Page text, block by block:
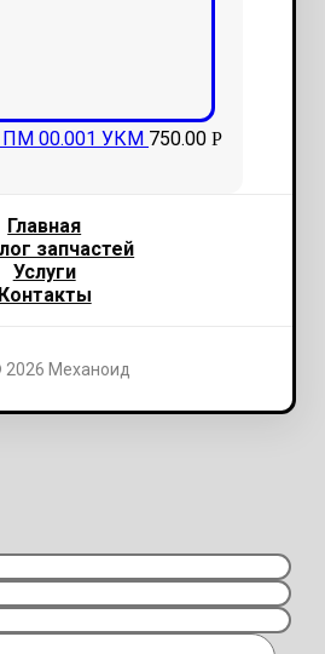
ПМ 00.001 УКМ 750.00 Р
Главная
запчастей
Услуги
Контакты
2026 Механоид